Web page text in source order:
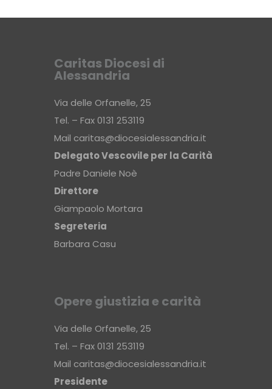
Caritas Diocesi di
Alessandria
Via delle Orfanelle, 25
Tel. – Fax 0131 253119
Mail caritas@diocesialessandria.it
Delegato Vescovile per la Carità
Padre Daniele Noè
Direttore
Giampaolo Mortara
Segreteria
Barbara Casu
Opere giustizia e carità
Via delle Orfanelle, 25
Tel. – Fax 0131 253119
Mail caritas@diocesialessandria.it
Presidente